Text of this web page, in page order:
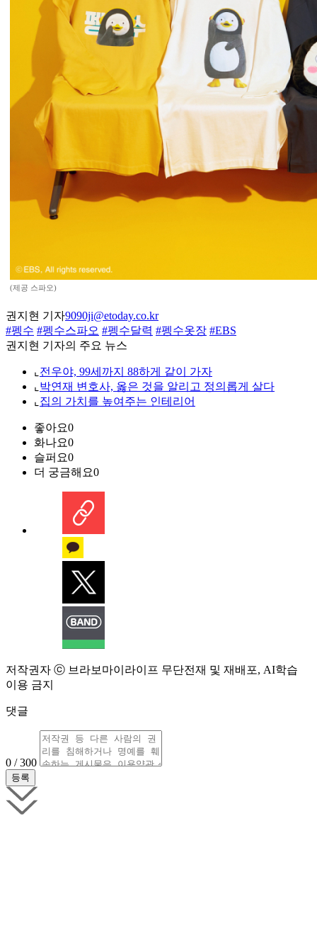
(제공 스파오)
권지현 기자9090ji@etoday.co.kr
#펭수 #펭수스파오 #펭수달력 #펭수옷장 #EBS
권지현 기자의 주요 뉴스
⌞ 전우야, 99세까지 88하게 같이 가자
⌞ 박연재 변호사, 옳은 것을 알리고 정의롭게 살다
⌞ 집의 가치를 높여주는 인테리어
좋아요0
화나요0
슬퍼요0
더 궁금해요0
저작권자 ⓒ 브라보마이라이프 무단전재 및 재배포, AI학습
이용 금지
댓글
0 / 300